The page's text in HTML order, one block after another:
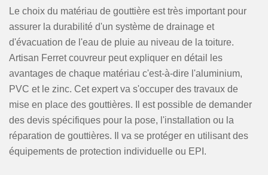
Le choix du matériau de gouttière est très important pour
assurer la durabilité d'un système de drainage et
d'évacuation de l'eau de pluie au niveau de la toiture.
Artisan Ferret couvreur peut expliquer en détail les
avantages de chaque matériau c'est-à-dire l'aluminium,
PVC et le zinc. Cet expert va s'occuper des travaux de
mise en place des gouttières. Il est possible de demander
des devis spécifiques pour la pose, l'installation ou la
réparation de gouttières. Il va se protéger en utilisant des
équipements de protection individuelle ou EPI.